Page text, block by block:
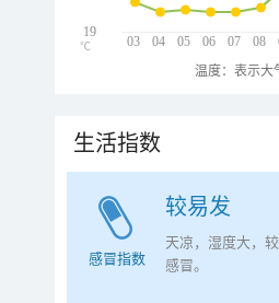
03 04 05 06 07 08
19
℃
温度：表示大
生活指数
较易发
感冒指数
天凉，湿度大，
感冒。